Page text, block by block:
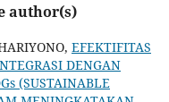
author(s)
EFEKTIFITAS
DENGAN
(SUSTAINABLE